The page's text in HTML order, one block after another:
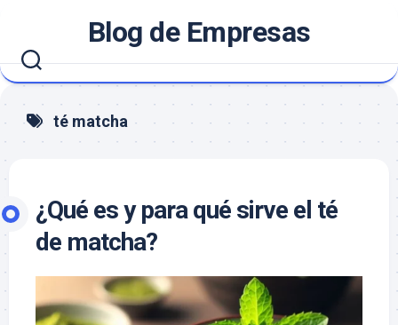
contenido
Blog de Empresas
té matcha
¿Qué es y para qué sirve el té
de matcha?